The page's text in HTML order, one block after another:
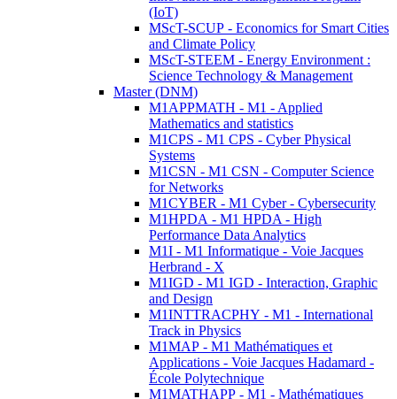
(IoT)
MScT-SCUP - Economics for Smart Cities
and Climate Policy
MScT-STEEM - Energy Environment :
Science Technology & Management
Master (DNM)
M1APPMATH - M1 - Applied
Mathematics and statistics
M1CPS - M1 CPS - Cyber Physical
Systems
M1CSN - M1 CSN - Computer Science
for Networks
M1CYBER - M1 Cyber - Cybersecurity
M1HPDA - M1 HPDA - High
Performance Data Analytics
M1I - M1 Informatique - Voie Jacques
Herbrand - X
M1IGD - M1 IGD - Interaction, Graphic
and Design
M1INTTRACPHY - M1 - International
Track in Physics
M1MAP - M1 Mathématiques et
Applications - Voie Jacques Hadamard -
École Polytechnique
M1MATHAPP - M1 - Mathématiques